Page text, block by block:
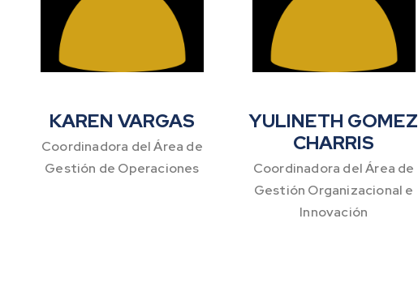
KAREN VARGAS
Coordinadora del Área de
Gestión de Operaciones
YULINETH GOMEZ
CHARRIS
Coordinadora del Área de
Gestión Organizacional e
Innovación